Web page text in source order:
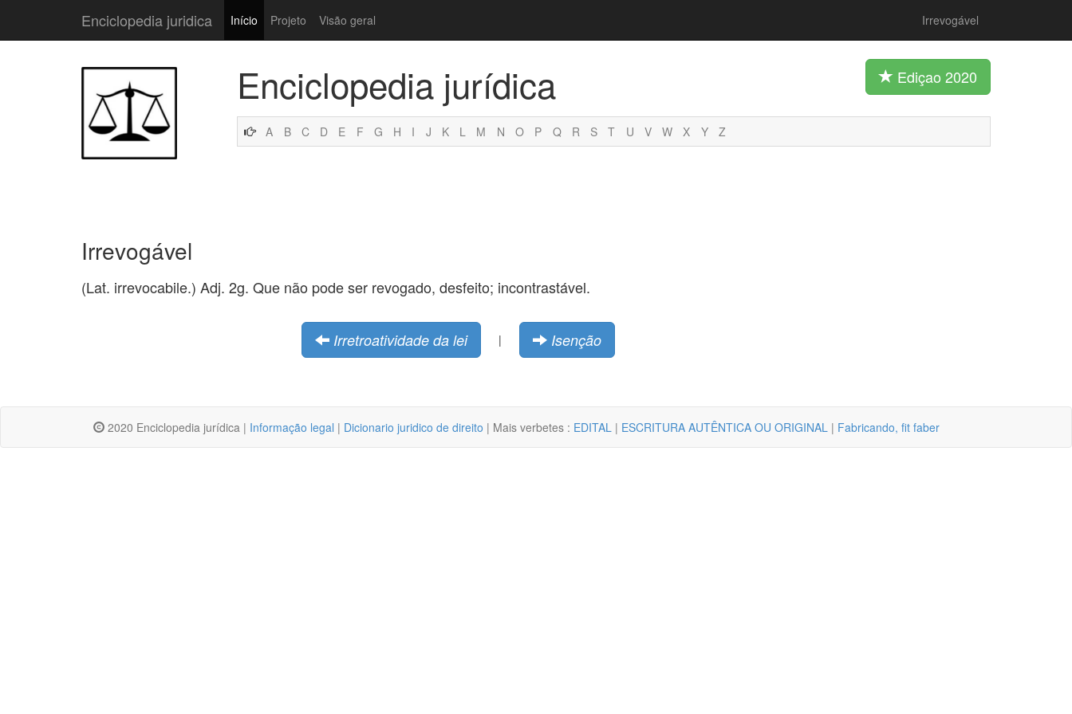
Enciclopedia juridica Início Projeto Visão geral Irrevogável
Enciclopedia jurídica Ediçao 2020
A B C D E F G H I J K L M N O P Q R S T U V W X Y Z
Irrevogável
(Lat. irrevocabile.) Adj. 2g. Que não pode ser revogado, desfeito; incontrastável.
Irretroatividade da lei | Isenção
2020 Enciclopedia jurídica | Informação legal | Dicionario juridico de direito | Mais verbetes : EDITAL | ESCRITURA AUTÊNTICA OU ORIGINAL | Fabricando, fit faber